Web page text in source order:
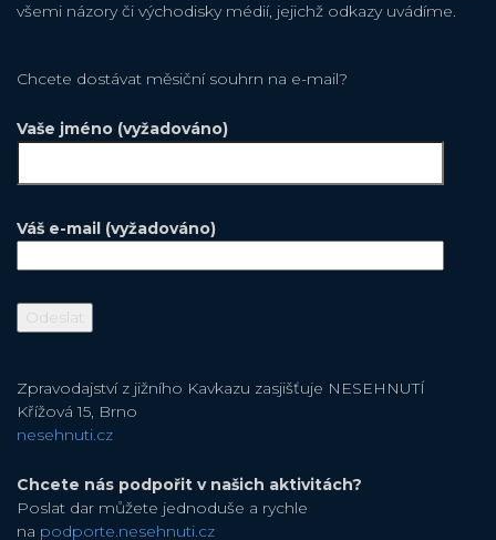
všemi názory či východisky médií, jejichž odkazy uvádíme.
Chcete dostávat měsiční souhrn na e-mail?
Vaše jméno (vyžadováno)
Váš e-mail (vyžadováno)
Zpravodajství z jižního Kavkazu zasjišťuje NESEHNUTÍ
Křížová 15, Brno
nesehnuti.cz
Chcete nás podpořit v našich aktivitách?
Poslat dar můžete jednoduše a rychle
na podporte.nesehnuti.cz